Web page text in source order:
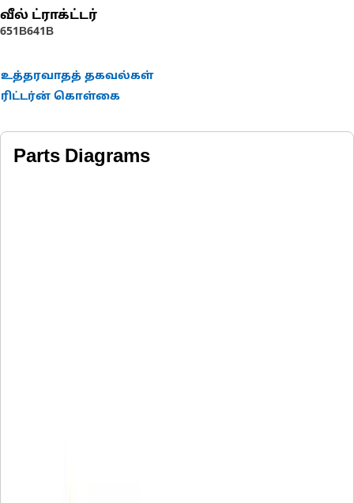
வீல் ட்ராக்ட்டர்
651B641B
உத்தரவாதத் தகவல்கள்
ரிட்டர்ன் கொள்கை
Parts Diagrams